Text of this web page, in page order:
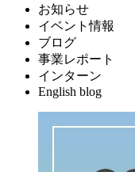
お知らせ
イベント情報
ブログ
事業レポート
インターン
English blog